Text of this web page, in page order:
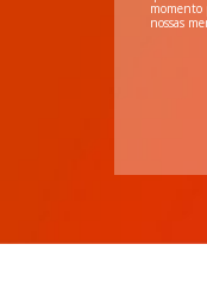
momento
nossas